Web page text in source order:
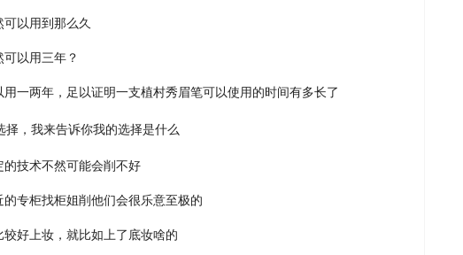
以用到那么久
以用三年？
一两年，足以证明一支植村秀眉笔可以使用的时间有多长了
技术不然可能会削不好
专柜找柜姐削他们会很乐意至极的
好上妆，就比如上了底妆啥的